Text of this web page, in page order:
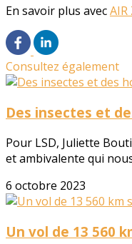
En savoir plus avecAIR
Consultez également
Des insectes et
Pour LSD, Juliette
et ambivalente qui
6 octobre 2023
Un vol de 13 560